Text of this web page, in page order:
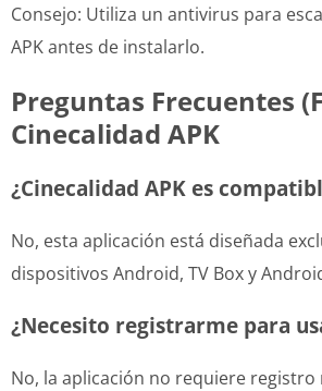
Consejo: Utiliza un antivirus para
APK antes de instalarlo.
Preguntas Frecuentes
Cinecalidad APK
¿Cinecalidad APK es
No, esta aplicación está diseñada
dispositivos Android, TV Box y
¿Necesito registrarme para
No, la aplicación no requiere